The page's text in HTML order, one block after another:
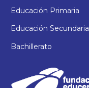
Educación Primaria
Educación Secundaria
Bachillerato